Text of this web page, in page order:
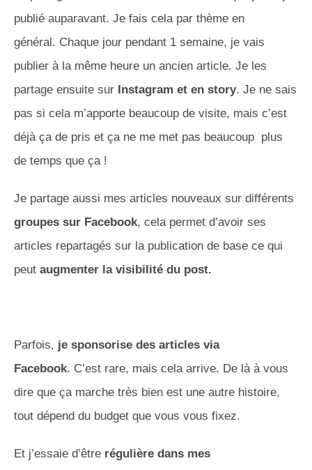
publié auparavant. Je fais cela par thème en
général. Chaque jour pendant 1 semaine, je vais
publier à la même heure un ancien article. Je les
partage ensuite sur Instagram et en story. Je ne sais
pas si cela m’apporte beaucoup de visite, mais c’est
déjà ça de pris et ça ne me met pas beaucoup plus
de temps que ça !
Je partage aussi mes articles nouveaux sur différents
groupes sur Facebook, cela permet d’avoir ses
articles repartagés sur la publication de base ce qui
peut augmenter la visibilité du post.
Parfois, je sponsorise des articles via
Facebook. C’est rare, mais cela arrive. De là à vous
dire que ça marche très bien est une autre histoire,
tout dépend du budget que vous vous fixez.
Et j’essaie d’être régulière dans mes